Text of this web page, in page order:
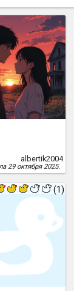
albertik2004
29 октября 2025.
(1)